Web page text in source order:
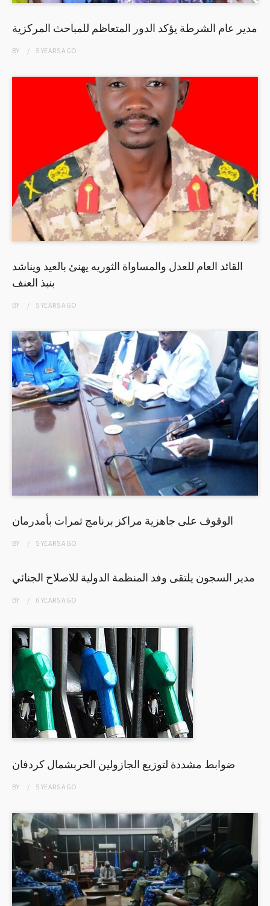
مدير عام الشرطة يؤكد الدور المتعاظم للمباحث المركزية
BY 5 YEARSAGO
القائد العام للعدل والمساواة الثوريه يهنئ بالعيد ويناشد
بنبذ العنف
BY 5 YEARSAGO
الوقوف على جاهزية مراكز برنامج ثمرات بأمدرمان
BY 5 YEARSAGO
مدير السجون يلتقى وفد المنظمة الدولية للاصلاح الجنائي
BY 6 YEARSAGO
ضوابط مشددة لتوزيع الجازولين الحربشمال كردفان
BY 5 YEARSAGO